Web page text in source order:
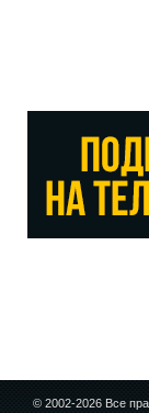
© 2002-2026 Все